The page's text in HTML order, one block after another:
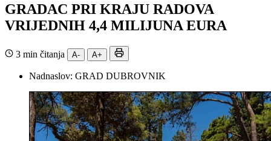
GRADAC PRI KRAJU RADOVA
VRIJEDNIH 4,4 MILIJUNA EURA
3 min čitanja A- A+
Nadnaslov: GRAD DUBROVNIK